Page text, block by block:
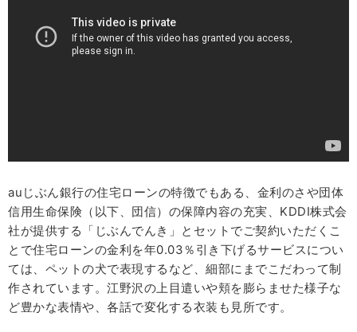
auじぶん銀行の住宅ローンの特徴でもある、金利のさや団体
信用生命保険（以下、団信）の保障内容の充実、KDDI株式会
社が提供する「じぶんでんき」とセットでご契約いただくこ
とで住宅ローンの金利を年0.03％引き下げるサービスについ
ては、ペットの犬で表現するなど、細部にまでこだわって制
作されています。江野沢の上目遣いや頬を膨らませた様子な
ど豊かな表情や、各話で変化する衣装も見所です。